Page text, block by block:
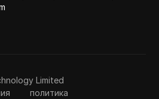
Limited
политика